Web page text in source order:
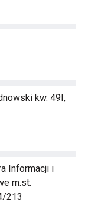
kw. 49I,
Informacji i
m.st.
213